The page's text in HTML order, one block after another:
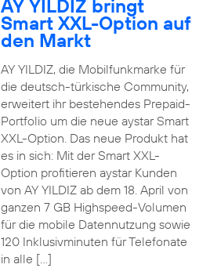
AY YILDIZ bringt
Smart XXL-Option auf
den Markt
AY YILDIZ, die Mobilfunkmarke für
die deutsch-türkische Community,
erweitert ihr bestehendes Prepaid-
Portfolio um die neue aystar Smart
XXL-Option. Das neue Produkt hat
es in sich: Mit der Smart XXL-
Option profitieren aystar Kunden
von AY YILDIZ ab dem 18. April von
ganzen 7 GB Highspeed-Volumen
für die mobile Datennutzung sowie
120 Inklusivminuten für Telefonate
in alle […]